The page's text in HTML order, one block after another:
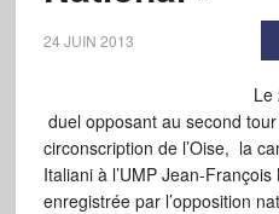
24 JUIN 2013
Le
duel opposant au second
circonscription de l’Oise, la
Italiani à l’UMP Jean-
enregistrée par l’opposition